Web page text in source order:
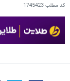
کد مطلب1745423